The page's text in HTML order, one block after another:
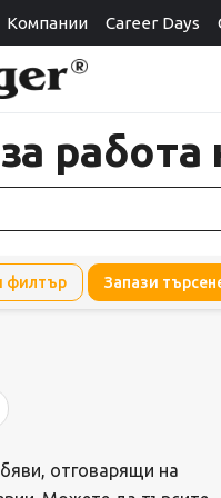
Компании Career Days
филтър Запази
отговарящи на